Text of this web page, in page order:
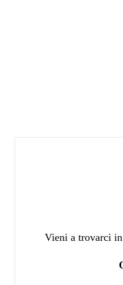
Vieni a trovarci in